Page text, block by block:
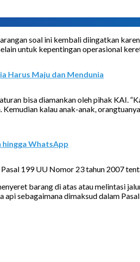
soal ini kembali diingatkan
untuk kepentingan operasional
Harus Maju dan Mendunia
bisa diamankan oleh pihak KAI.
kalau anak-anak,
hingga WhatsApp
199 UU Nomor 23 tahun 2007
barang di atas atau melintasi
sebagaimana dimaksud dalam